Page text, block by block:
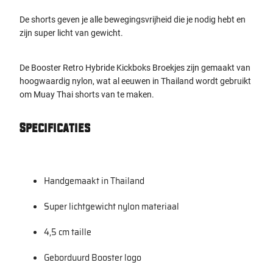
De shorts geven je alle bewegingsvrijheid die je nodig hebt en
zijn super licht van gewicht.
De Booster Retro Hybride Kickboks Broekjes zijn gemaakt van
hoogwaardig nylon, wat al eeuwen in Thailand wordt gebruikt
om Muay Thai shorts van te maken.
Specificaties
Handgemaakt in Thailand
Super lichtgewicht nylon materiaal
4,5 cm taille
Geborduurd Booster logo